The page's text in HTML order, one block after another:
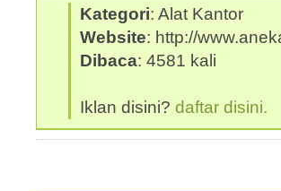
Kategori: Alat Kantor
Website: http://
Dibaca: 4581 kali
Iklan disini? daftar disini.